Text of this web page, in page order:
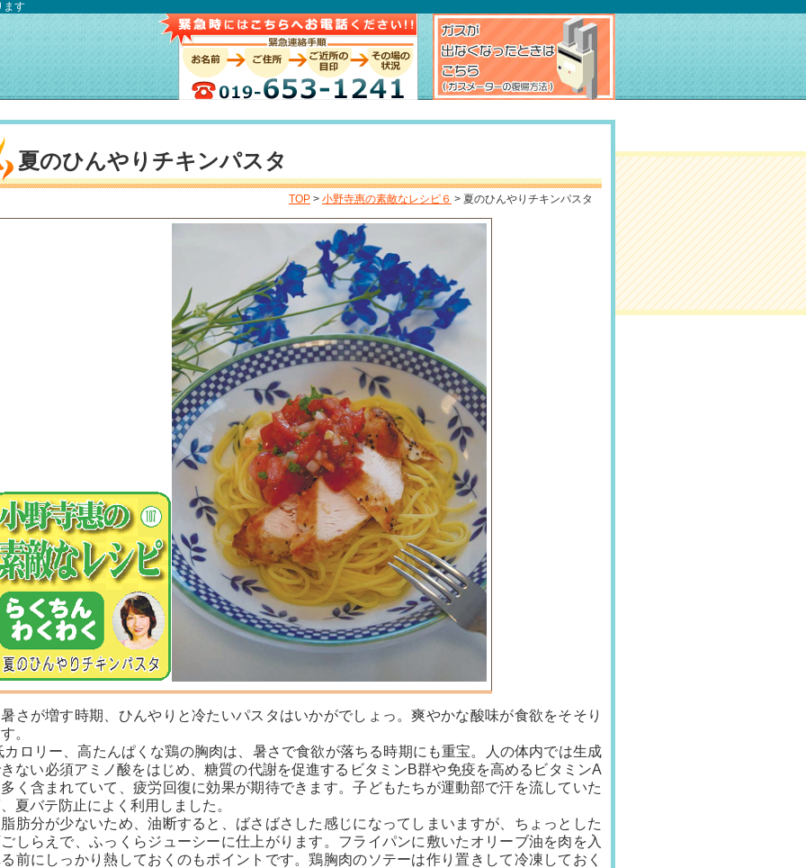
ます
夏のひんやりチキンパスタ
TOP > 小野寺惠の素敵なレシピ６ > 夏のひんやりチキンパスタ
が増す時期、ひんやりと冷たいパスタはいかがでしょっ。爽やかな酸味が食欲をそそり
。
ロリー、高たんぱくな鶏の胸肉は、暑さで食欲が落ちる時期にも重宝。人の体内では生成
ない必須アミノ酸をはじめ、糖質の代謝を促進するビタミンB群や免疫を高めるビタミンA
く含まれていて、疲労回復に効果が期待できます。子どもたちが運動部で汗を流していた
夏バテ防止によく利用しました。
分が少ないため、油断すると、ばさばさした感じになってしまいますが、ちょっとした
しらえで、ふっくらジューシーに仕上がります。フライパンに敷いたオリーブ油を肉を入
前にしっかり熱しておくのもポイントです。鶏胸肉のソテーは作り置きして冷凍しておく